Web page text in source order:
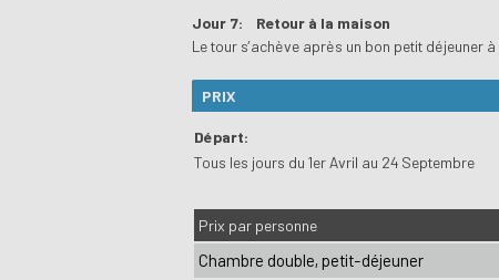
Jour 7: Retour à la maison
Le tour s’achève après un bon petit déjeuner à
PRIX
Départ:
Tous les jours du 1er Avril au 24 Septembre
Prix par personne
Chambre double, petit-déjeuner